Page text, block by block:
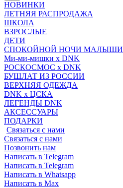
НОВИНКИ
ЛЕТНЯЯ РАСПРОДАЖА
ШКОЛА
ВЗРОСЛЫЕ
ДЕТИ
СПОКОЙНОЙ НОЧИ МАЛЫШИ
Ми-ми-мишки x DNK
РОСКОСМОС x DNK
БУШЛАТ ИЗ РОССИИ
ВЕРХНЯЯ ОДЕЖДА
DNK x ЦСКА
ЛЕГЕНДЫ DNK
АКСЕССУАРЫ
ПОДАРКИ
Связаться с нами
Связаться с нами
Позвонить нам
Написать в Telegram
Написать в Telegram
Написать в Whatsapp
Написать в Max